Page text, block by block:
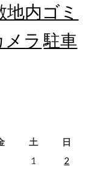
地内ゴミ
ラ 駐車
土
日
1
2